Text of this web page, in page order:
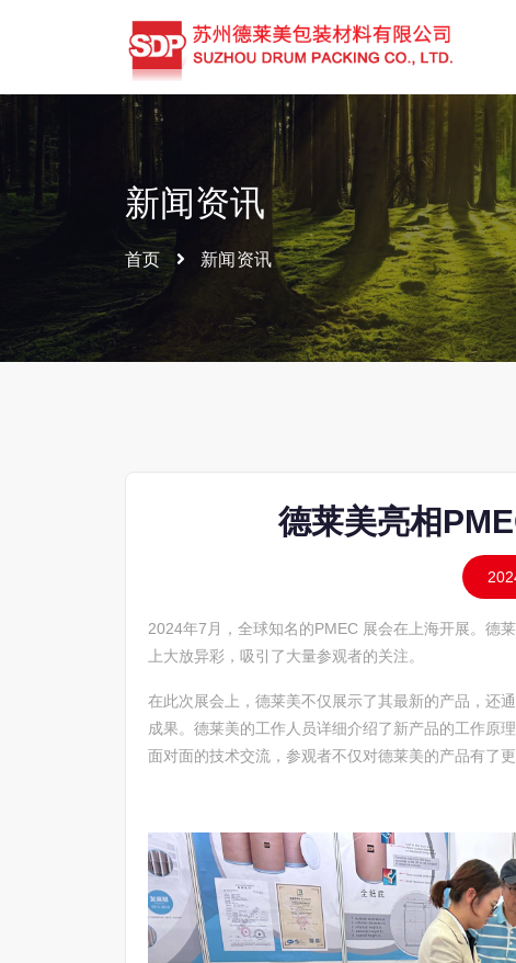
新闻资讯
首页 新闻资讯
德莱美亮相
2024年7月，全球知名的PMEC 展会在上海开展。德
上大放异彩，吸引了大量参观者的关注。
在此次展会上，德莱美不仅展示了其最新的产品，还
成果。德莱美的工作人员详细介绍了新产品的工作原
面对面的技术交流，参观者不仅对德莱美的产品有了